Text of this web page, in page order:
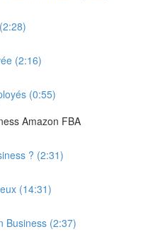
(2:16)
(0:55)
Amazon FBA
? (2:31)
(14:31)
Business (2:37)